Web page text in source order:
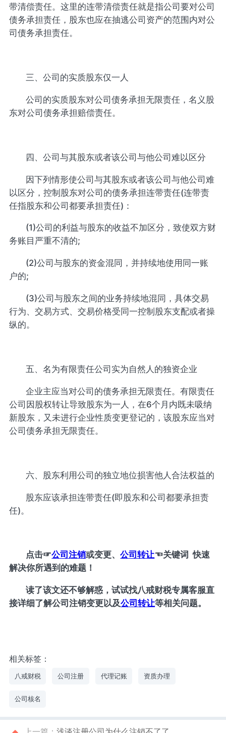
带清偿责任。这里的连带清偿责任就是指公司要对公司
债务承担责任，股东也应在抽逃公司资产的范围内对公
司债务承担责任。
三、公司的实质股东仅一人
公司的实质股东对公司债务承担无限责任，名义股
东对公司债务承担赔偿责任。
四、公司与其股东或者该公司与他公司难以区分
因下列情形使公司与其股东或者该公司与他公司难
以区分，控制股东对公司的债务承担连带责任(连带责
任指股东和公司都要承担责任)：
(1)公司的利益与股东的收益不加区分，致使双方财
务账目严重不清的;
(2)公司与股东的资金混同，并持续地使用同一账
户的;
(3)公司与股东之间的业务持续地混同，具体交易
行为、交易方式、交易价格受同一控制股东支配或者操
纵的。
五、名为有限责任公司实为自然人的独资企业
企业主应当对公司的债务承担无限责任。有限责任
公司因股权转让导致股东为一人，在6个月内既未吸纳
新股东，又未进行企业性质变更登记的，该股东应当对
公司债务承担无限责任。
六、股东利用公司的独立地位损害他人合法权益的
股东应该承担连带责任(即股东和公司都要承担责
任)。
点击☞公司注销或变更、公司转让☜关键词 快速
解决你所遇到的难题！
读了该文还不够解惑，试试找八戒财税专属客服直
接详细了解公司注销变更以及公司转让等相关问题。
相关标签：
八戒财税 公司注册 代理记账 资质办理
公司核名